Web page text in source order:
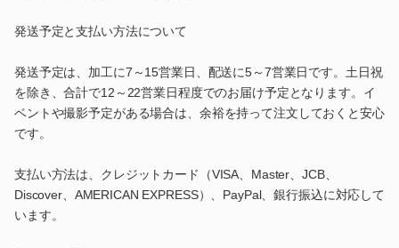
発送予定と支払い方法について
発送予定は、加工に7～15営業日、配送に5～7営業日です。土日祝
を除き、合計で12～22営業日程度でのお届け予定となります。イ
ベントや撮影予定がある場合は、余裕を持って注文しておくと安心
です。
支払い方法は、クレジットカード（VISA、Master、JCB、
Discover、AMERICAN EXPRESS）、PayPal、銀行振込に対応して
います。